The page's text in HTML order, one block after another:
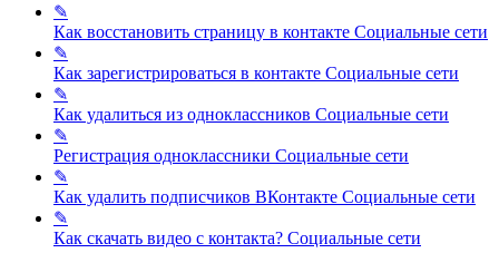
✎
Как восстановить страницу в контакте Социальные сети
✎
Как зарегистрироваться в контакте Социальные сети
✎
Как удалиться из одноклассников Социальные сети
✎
Регистрация одноклассники Социальные сети
✎
Как удалить подписчиков ВКонтакте Социальные сети
✎
Как скачать видео с контакта? Социальные сети